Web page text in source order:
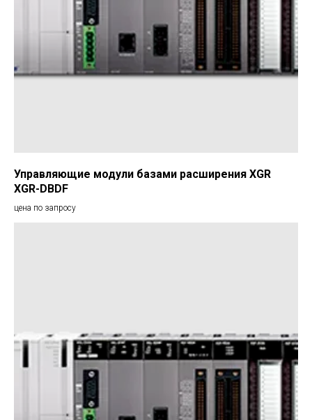
Управляющие модули базами расширения XGR
XGR-DBDF
цена по запросу